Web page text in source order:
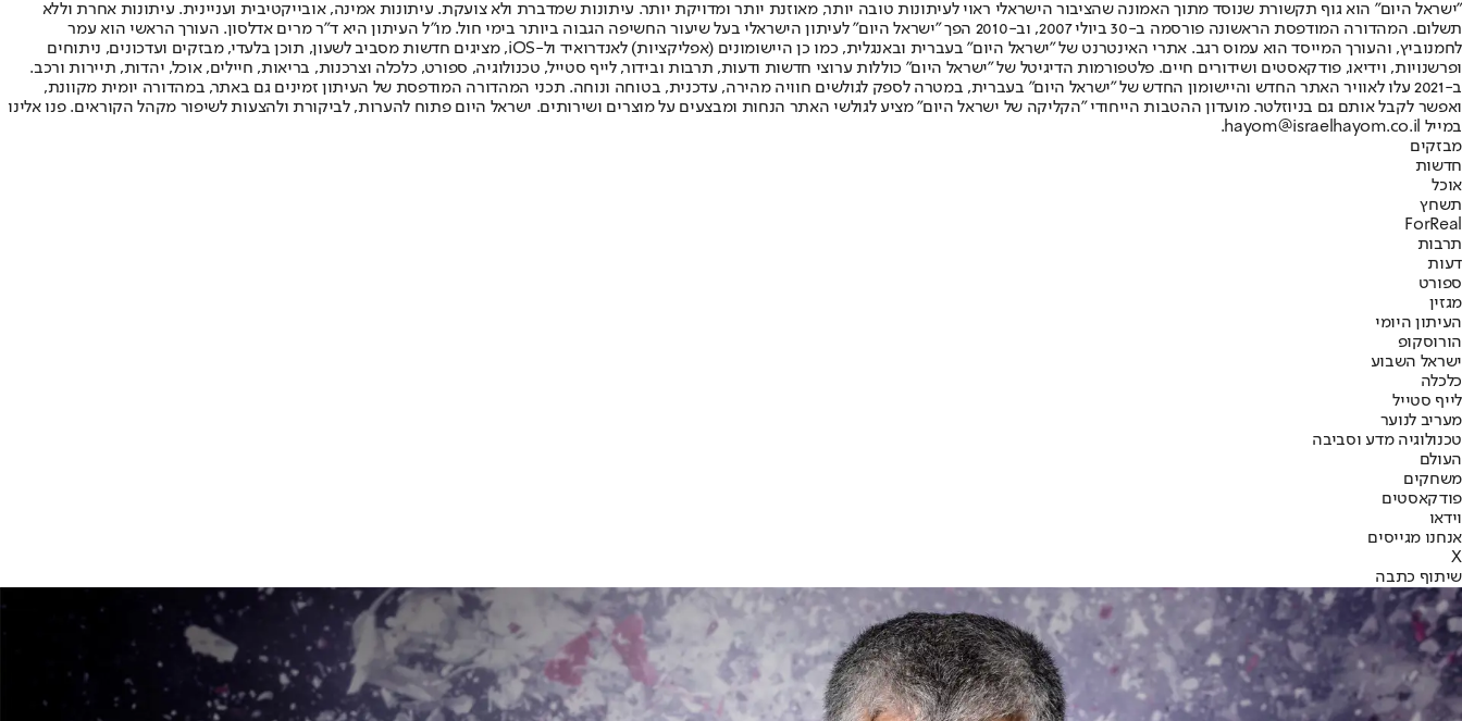
"ישראל היום" הוא גוף תקשורת שנוסד מתוך האמונה שהציבור הישראלי ראוי לעיתונות טובה יותר, מאוזנת יותר ומדויקת יותר. עיתונות שמדברת ולא צועקת. עיתונות אמינה, אובייקטיבית ועניינית. עיתונות אחרת וללא
תשלום. המהדורה המודפסת הראשונה פורסמה ב-30 ביולי 2007, וב-2010 הפך "ישראל היום" לעיתון הישראלי בעל שיעור החשיפה הגבוה ביותר בימי חול. מו"ל העיתון היא ד"ר מרים אדלסון. העורך הראשי הוא עמר
לחמנוביץ, והעורך המייסד הוא עמוס רגב. אתרי האינטרנט של "ישראל היום" בעברית ובאנגלית, כמו כן היישומונים (אפליקציות) לאנדרואיד ול-iOS, מציגים חדשות מסביב לשעון, תוכן בלעדי, מבזקים ועדכונים, ניתוחים
ופרשנויות, וידיאו, פודקאסטים ושידורים חיים. פלטפורמות הדיגיטל של "ישראל היום" כוללות ערוצי חדשות ודעות, תרבות ובידור, לייף סטייל, טכנולוגיה, ספורט, כלכלה וצרכנות, בריאות, חיילים, אוכל, יהדות, תיירות ורכב.
ב-2021 עלו לאוויר האתר החדש והיישומון החדש של "ישראל היום" בעברית, במטרה לספק לגולשים חוויה מהירה, עדכנית, בטוחה ונוחה. תכני המהדורה המודפסת של העיתון זמינים גם באתר, במהדורה יומית מקוונת,
ואפשר לקבל אותם גם בניוזלטר. מועדון ההטבות הייחודי "הקליקה של ישראל היום" מציע לגולשי האתר הנחות ומבצעים על מוצרים ושירותים. ישראל היום פתוח להערות, לביקורת ולהצעות לשיפור מקהל הקוראים. פנו אלינו
במייל hayom@israelhayom.co.il.
מבזקים
חדשות
אוכל
תשחץ
ForReal
תרבות
דעות
ספורט
מגזין
העיתון היומי
הורוסקופ
ישראל השבוע
כלכלה
לייף סטייל
מעריב לנוער
טכנולוגיה מדע וסביבה
העולם
משחקים
פודקאסטים
וידאו
אנחנו מגייסים
X
שיתוף כתבה